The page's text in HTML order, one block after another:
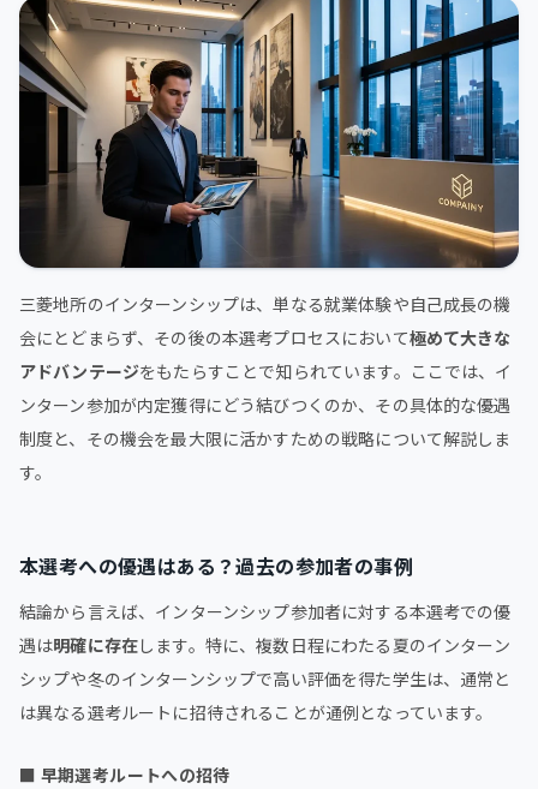
三菱地所のインターンシップは、単なる就業体験や自己成長の機
会にとどまらず、その後の本選考プロセスにおいて極めて大きな
アドバンテージをもたらすことで知られています。ここでは、イ
ンターン参加が内定獲得にどう結びつくのか、その具体的な優遇
制度と、その機会を最大限に活かすための戦略について解説しま
す。
本選考への優遇はある？過去の参加者の事例
結論から言えば、インターンシップ参加者に対する本選考での優
遇は明確に存在します。特に、複数日程にわたる夏のインターン
シップや冬のインターンシップで高い評価を得た学生は、通常と
は異なる選考ルートに招待されることが通例となっています。
■ 早期選考ルートへの招待